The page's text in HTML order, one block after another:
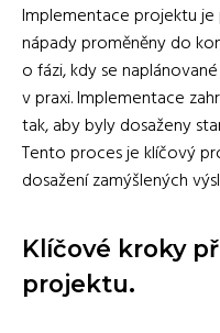
Implementace projektu
nápady proměněny do
o fázi, kdy se
v praxi. Implementace
tak, aby byly dosaženy
Tento proces je klíčový
dosažení zamýšlených
Klíčové kroky
projektu.